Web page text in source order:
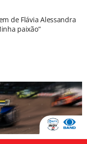
de Flávia Alessandra
paixão”